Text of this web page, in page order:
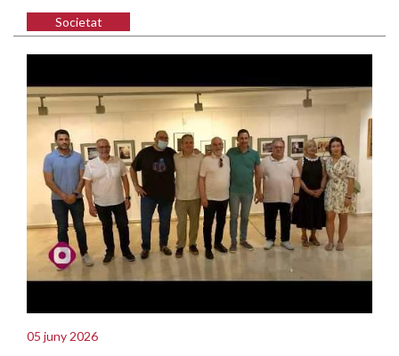
Societat
05 juny 2026